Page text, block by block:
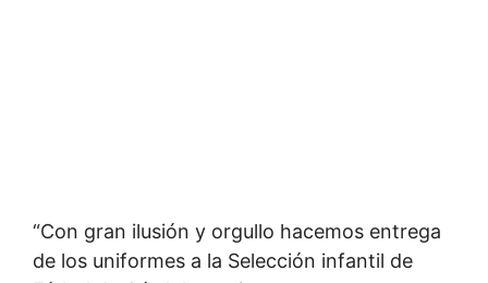
“Con gran ilusión y orgullo hacemos entrega
de los uniformes a la Selección infantil de